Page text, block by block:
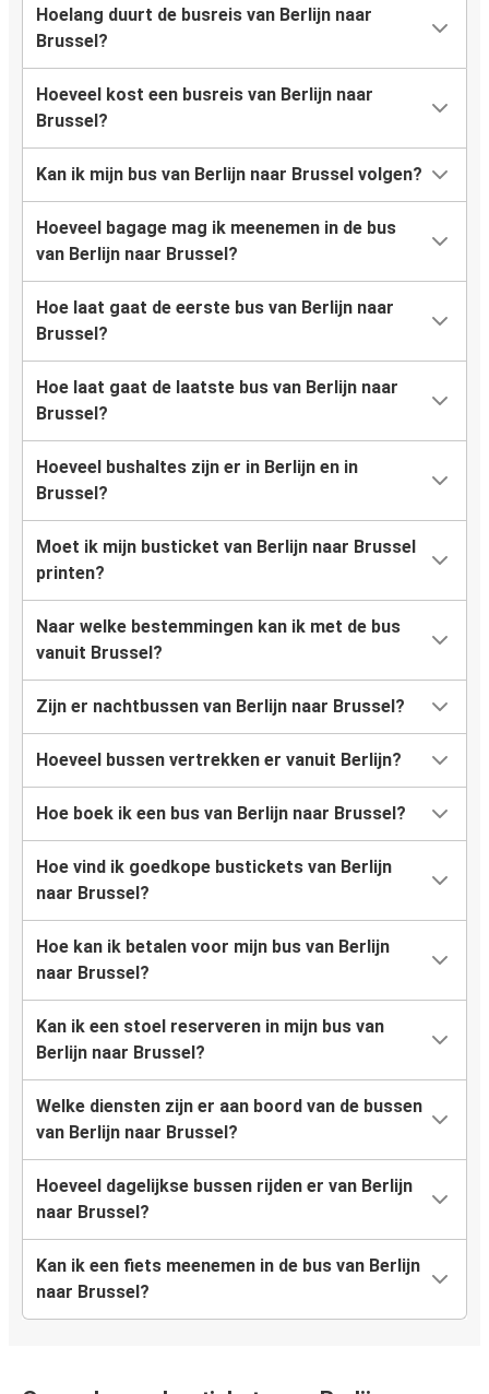
Hoelang duurt de busreis van Berlijn naar
Brussel?
Hoeveel kost een busreis van Berlijn naar
Brussel?
Kan ik mijn bus van Berlijn naar Brussel volgen?
Hoeveel bagage mag ik meenemen in de bus
van Berlijn naar Brussel?
Hoe laat gaat de eerste bus van Berlijn naar
Brussel?
Hoe laat gaat de laatste bus van Berlijn naar
Brussel?
Hoeveel bushaltes zijn er in Berlijn en in
Brussel?
Moet ik mijn busticket van Berlijn naar Brussel
printen?
Naar welke bestemmingen kan ik met de bus
vanuit Brussel?
Zijn er nachtbussen van Berlijn naar Brussel?
Hoeveel bussen vertrekken er vanuit Berlijn?
Hoe boek ik een bus van Berlijn naar Brussel?
Hoe vind ik goedkope bustickets van Berlijn
naar Brussel?
Hoe kan ik betalen voor mijn bus van Berlijn
naar Brussel?
Kan ik een stoel reserveren in mijn bus van
Berlijn naar Brussel?
Welke diensten zijn er aan boord van de bussen
van Berlijn naar Brussel?
Hoeveel dagelijkse bussen rijden er van Berlijn
naar Brussel?
Kan ik een fiets meenemen in de bus van Berlijn
naar Brussel?